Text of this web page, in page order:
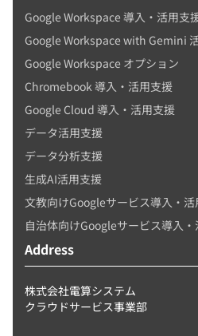
Google Workspace 導入・活用支
Google Workspace with Gemini
Google Workspace オプション
Chromebook 導入・活用支援
Google Cloud 導入・活用支援
データ活用支援
データ分析支援
生成AI活用支援
文教向けGoogleサービス導入・活
自治体向けGoogleサービス導入
Address
株式会社電算システム
クラウドサービス事業部